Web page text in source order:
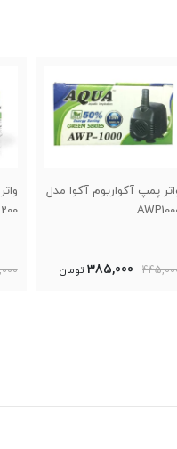
واتر پمپ آکواریوم آکوا مدل
AQ1200
550,000
420,000 تومان